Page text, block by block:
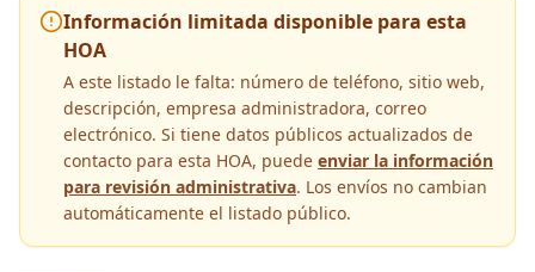
Información limitada disponible para esta
HOA
A este listado le falta: número de teléfono, sitio web,
descripción, empresa administradora, correo
electrónico. Si tiene datos públicos actualizados de
contacto para esta HOA, puede enviar la información
para revisión administrativa. Los envíos no cambian
automáticamente el listado público.